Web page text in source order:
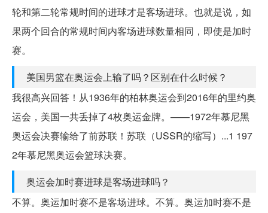
轮和第二轮常规时间的进球才是客场进球。也就是说，如
果两个回合的常规时间内客场进球数量相同，即使是加时
赛。
美国男篮在奥运会上输了吗？区别在什么时候？
我很高兴回答！从1936年的柏林奥运会到2016年的里约奥
运会，美国一共丢掉了4枚奥运金牌。——1972年慕尼黑
奥运会决赛输给了前苏联！苏联（USSR的缩写）...1 197
2年慕尼黑奥运会篮球决赛。
奥运会加时赛进球是客场进球吗？
不算。奥运加时赛不是客场进球。不算。奥运加时赛不是